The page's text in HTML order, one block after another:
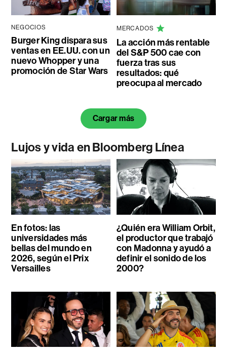
NEGOCIOS
Burger King dispara sus
ventas en EE.UU. con un
nuevo Whopper y una
promoción de Star Wars
MERCADOS
La acción más rentable
del S&P 500 cae con
fuerza tras sus
resultados: qué
preocupa al mercado
Cargar más
Lujos y vida en Bloomberg Línea
En fotos: las
universidades más
bellas del mundo en
2026, según el Prix
Versailles
¿Quién era William Orbit,
el productor que trabajó
con Madonna y ayudó a
definir el sonido de los
2000?